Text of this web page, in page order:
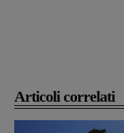
Articoli correlati